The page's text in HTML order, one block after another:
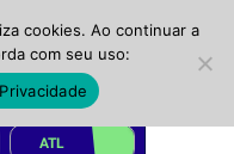
cookies. Ao continuar a
com seu uso: